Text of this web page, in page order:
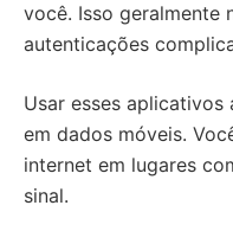
você. Isso geralmente
autenticações
Usar esses
em dados móveis.
internet em lugares
sinal.